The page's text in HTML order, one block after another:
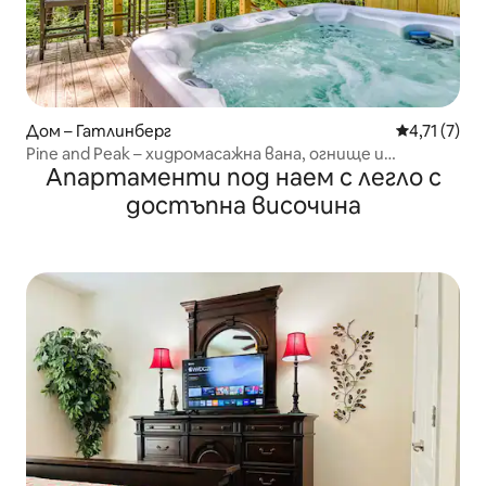
Дом – Гатлинберг Средна
4,71 (7)
Pine and Peak – хидромасажна вана, огнище и
подходящо за кучета!
Апартаменти под наем с легло с
достъпна височина